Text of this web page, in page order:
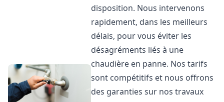
disposition. Nous intervenons
rapidement, dans les meilleurs
délais, pour vous éviter les
désagréments liés à une
chaudière en panne. Nos tarifs
sont compétitifs et nous offrons
des garanties sur nos travaux